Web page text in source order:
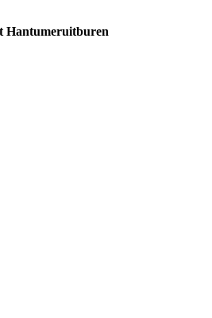
Hantumeruitburen